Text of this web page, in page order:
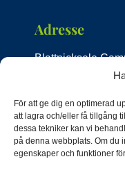
För att ge dig en optimerad
att lagra och/eller få tillgång
dessa tekniker kan vi
på denna webbplats. Om du
egenskaper och funktioner
Adresse
Blattnicksele
Schweden
Kontakt